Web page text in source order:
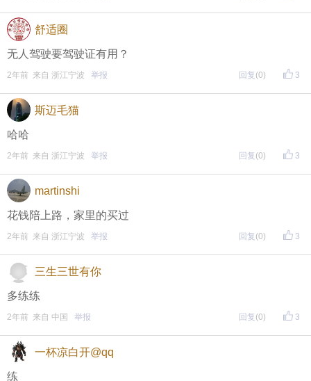
面搜索下载
方式二 ：安卓系统已经上线，请大家在安卓应用市场
东方热线APP新版本功能具体可参见【
• 友情提醒
恶意灌水/答非所问，视为无效
未在规定时间内回复，视为无效
舒适圈
无人驾驶要驾驶证有用？
3
2年前 来自 浙江宁波 举报 回复 (0)
斯迈毛猫
哈哈
3
2年前 来自 浙江宁波 举报 回复 (0)
martinshi
花钱陪上路，家里的买过
3
2年前 来自 浙江宁波 举报 回复 (0)
三生三世有你
多练练
3
2年前 来自 中国 举报 回复 (0)
一杯凉白开@qq
练